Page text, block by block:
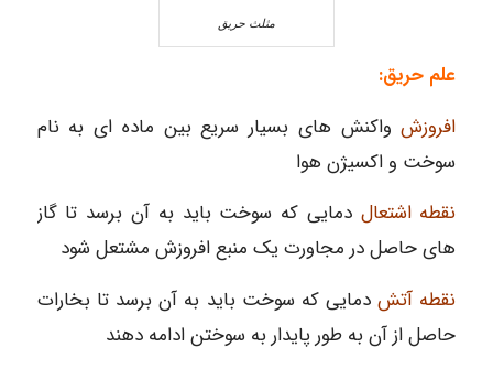
مثلث حریق
علم حریق:
افروزشواکنش های بسیار سریع بین ماده ای به نام
سوخت و اکسیژن هوا
نقطه اشتعال دمایی که سوخت باید به آن برسد تا گاز
های حاصل در مجاورت یک منبع افروزش مشتعل شود
نقطه آتشدمایی که سوخت باید به آن برسد تا بخارات
حاصل از آن به طور پایدار به سوختن ادامه دهند